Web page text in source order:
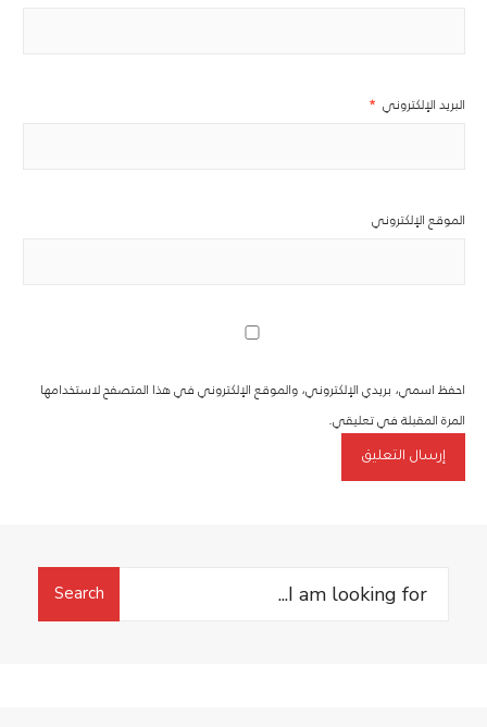
البريد الإلكتروني *
الموقع الإلكتروني
احفظ اسمي، بريدي الإلكتروني، والموقع الإلكتروني في هذا المتصفح لاستخدامها
المرة المقبلة في تعليقي.
Search
Search